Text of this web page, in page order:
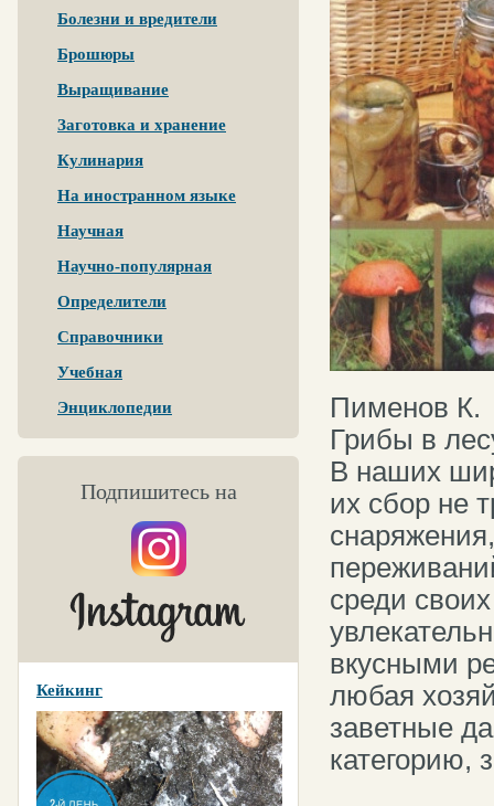
Болезни и вредители
Брошюры
Выращивание
Заготовка и хранение
Кулинария
На иностранном языке
Научная
Научно-популярная
Определители
Справочники
Учебная
Энциклопедии
Подпишитесь на
Кейкинг
Пименов К.
Грибы в
В наших
их сбор не
среди
вкусными
любая
заветные
категорию,